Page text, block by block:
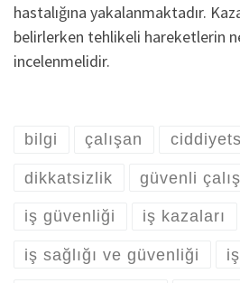
hastalığına yakalanmaktadır.
belirlerken tehlikeli hareketlerin
incelenmelidir.
bilgi çalışan
dikkatsizlik güvenli
iş güvenliği iş kazaları
iş sağlığı ve güvenliği